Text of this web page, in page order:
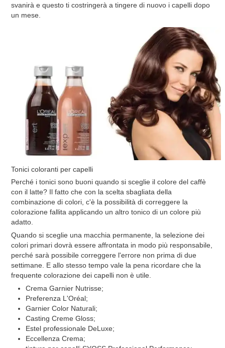
svanirà e questo ti costringerà a tingere di nuovo i capelli dopo
un mese.
Tonici coloranti per capelli
Perché i tonici sono buoni quando si sceglie il colore del caffè
con il latte? Il fatto che con la scelta sbagliata della
combinazione di colori, c'è la possibilità di correggere la
colorazione fallita applicando un altro tonico di un colore più
adatto.
Quando si sceglie una macchia permanente, la selezione dei
colori primari dovrà essere affrontata in modo più responsabile,
perché sarà possibile correggere l'errore non prima di due
settimane. E allo stesso tempo vale la pena ricordare che la
frequente colorazione dei capelli non è utile.
Crema Garnier Nutrisse;
Preferenza L'Oréal;
Garnier Color Naturali;
Casting Creme Gloss;
Estel professionale DeLuxe;
Eccellenza Crema;